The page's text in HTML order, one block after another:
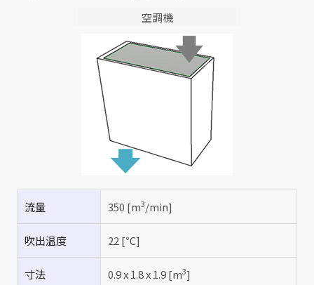
空調機
流量 350 [m3/min]
吹出温度 22 [℃]
寸法 0.9 x 1.8 x 1.9 [m3]